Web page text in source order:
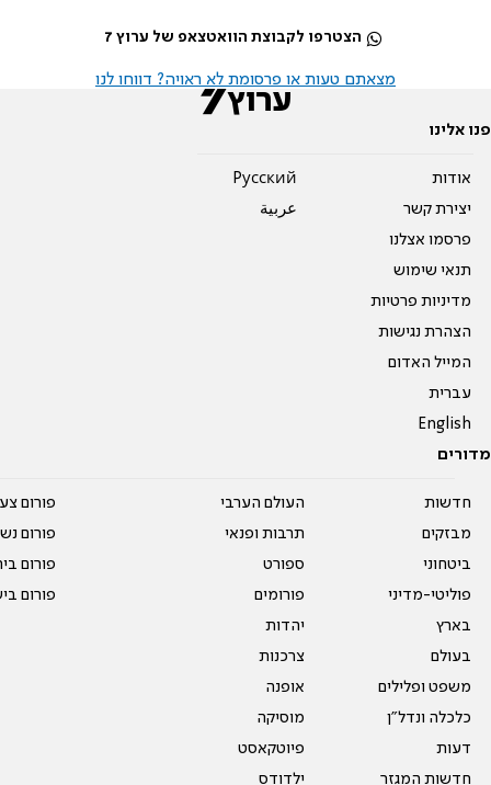
הצטרפו לקבוצת הוואטצאפ של ערוץ 7
מצאתם טעות או פרסומת לא ראויה? דווחו לנו
פנו אלינו
אודות
יצירת קשר
פרסמו אצלנו
תנאי שימוש
מדיניות פרטיות
הצהרת נגישות
המייל האדום
עברית
English
Pусский
عربية
מדורים
חדשות
מבזקים
ביטחוני
פוליטי-מדיני
בארץ
בעולם
משפט ופלילים
כלכלה ונדל"ן
דעות
חדשות המגזר
העולם הערבי
תרבות ופנאי
ספורט
פורומים
יהדות
צרכנות
אופנה
מוסיקה
פיוטקאסט
ילדודס
פורום
פורום
פורום
פורום